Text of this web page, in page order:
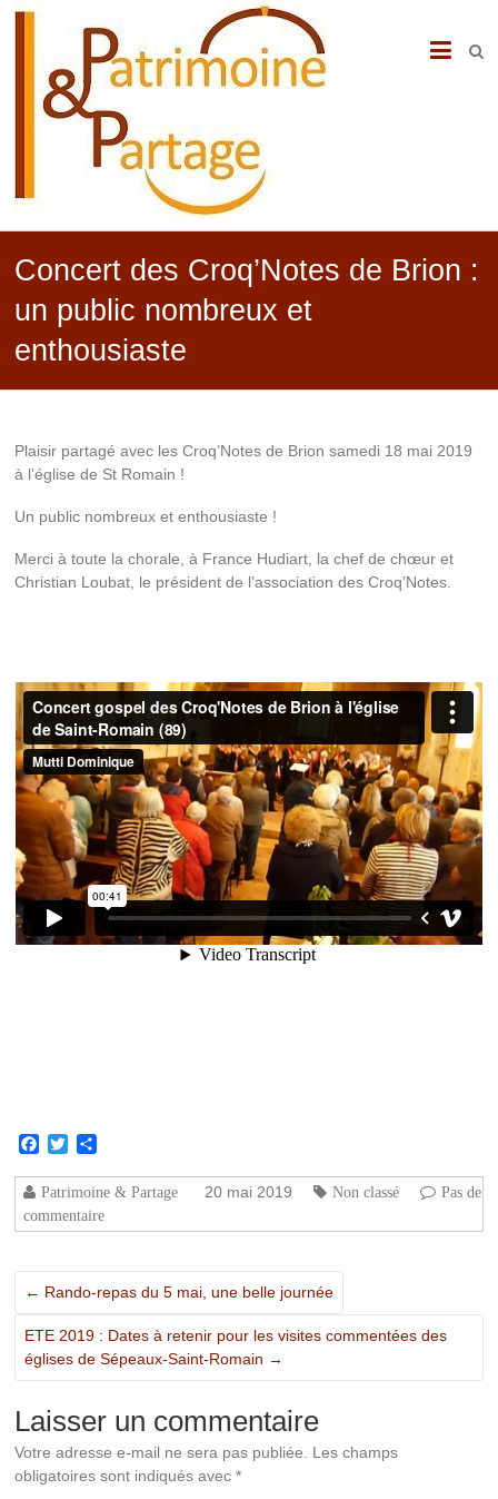
PATRIMOINE
PARTAGE
Concert des Croq’Notes de Brion :
un public nombreux et
enthousiaste
Plaisir partagé avec les Croq’Notes de Brion samedi 18 mai 2019
à l’église de St Romain !
Un public nombreux et enthousiaste !
Merci à toute la chorale, à France Hudiart, la chef de chœur et
Christian Loubat, le président de l’association des Croq’Notes.
Facebook
Twitter
Patrimoine & Partage 20 mai 2019 Non classé
Pas de
commentaire
← Rando-repas du 5 mai, une belle journée
ETE 2019 : Dates à retenir pour les visites commentées des
églises de Sépeaux-Saint-Romain →
Laisser un commentaire
Votre adresse e-mail ne sera pas publiée. Les champs
obligatoires sont indiqués avec*